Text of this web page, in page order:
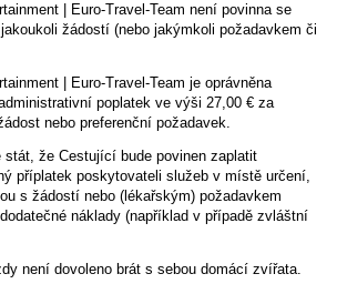
| Euro-Travel-Team není povinna se
žádostí (nebo jakýmkoli požadavkem či
| Euro-Travel-Team je oprávněna
poplatek ve výši 27,00 € za
nebo preferenční požadavek.
stát, že Cestující bude povinen zaplatit
příplatek poskytovateli služeb v místě určení,
s žádostí nebo (lékařským) požadavkem
náklady (například v případě zvláštní
není dovoleno brát s sebou domácí zvířata.